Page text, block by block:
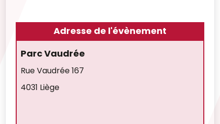
Adresse de l'évènement
Parc Vaudrée
Rue Vaudrée 167
4031 Liège